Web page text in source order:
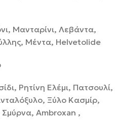
Μανταρίνι, Λεβάντα,
Μέντα, Helvetolide
Ρητίνη Ελέμι, Πατσουλί,
Ξύλο Κασμίρ,
Ambroxan ,